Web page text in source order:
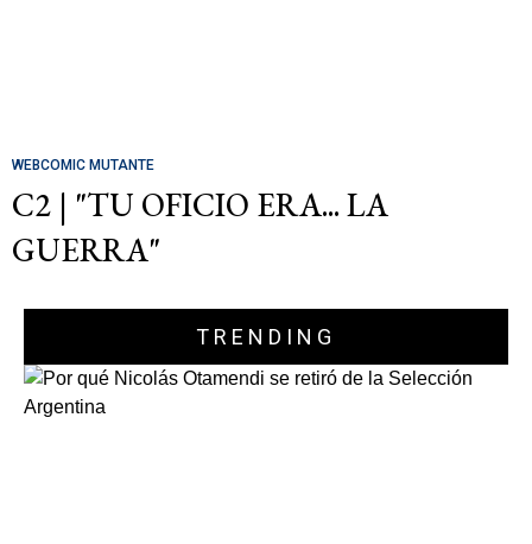
WEBCOMIC MUTANTE
C2 | "TU OFICIO ERA... LA
GUERRA"
TRENDING